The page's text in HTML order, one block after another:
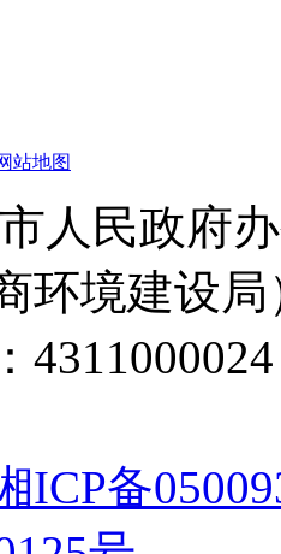
站地图
人民政府
环境建设局
ICP备